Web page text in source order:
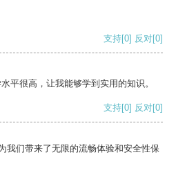
支持[0] 反对[0]
平很高，让我能够学到实用的知识。
支持[0] 反对[0]
我们带来了无限的流畅体验和安全性保